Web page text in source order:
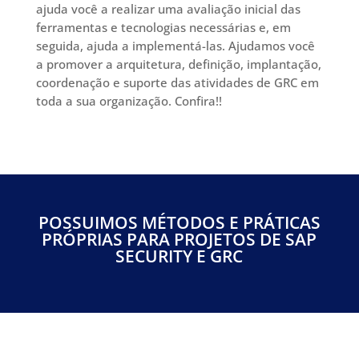
ajuda você a realizar uma avaliação inicial das
ferramentas e tecnologias necessárias e, em
seguida, ajuda a implementá-las. Ajudamos você
a promover a arquitetura, definição, implantação,
coordenação e suporte das atividades de GRC em
toda a sua organização. Confira!!
POSSUIMOS MÉTODOS E PRÁTICAS
PRÓPRIAS PARA PROJETOS DE SAP
SECURITY E GRC